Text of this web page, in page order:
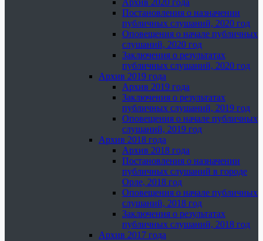
Архив 2020 года
Постановления о назначении
публичных слушаний, 2020 год
Оповещения о начале публичных
слушаний, 2020 год
Заключения о результатах
публичных слушаний, 2020 год
Архив 2019 года
Архив 2019 года
Заключения о результатах
публичных слушаний, 2019 год
Оповещения о начале публичных
слушаний, 2019 год
Архив 2018 года
Архив 2018 года
Постановления о назначении
публичных слушаний в городе
Орле, 2018 год
Оповещения о начале публичных
слушаний, 2018 год
Заключения о результатах
публичных слушаний, 2018 год
Архив 2017 года